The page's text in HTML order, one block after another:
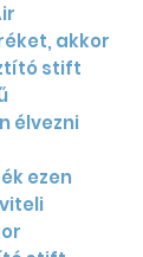
akkor
stift
élvezni
ezen